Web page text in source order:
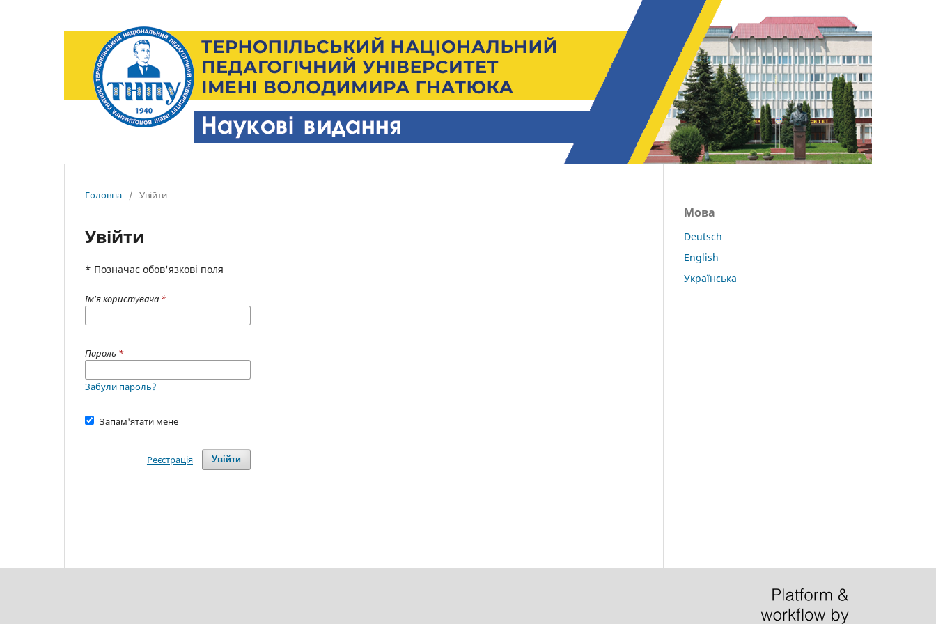
Головна / Увійти
Увійти
* Позначає обов'язкові поля
Ім'я користувача *
Пароль *
Забули пароль?
Запам'ятати мене
Увійти
Реєстрація
Мова
Deutsch
English
Українська